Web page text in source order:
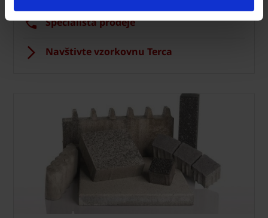
Specialista prodeje
Navštivte vzorkovnu Terca